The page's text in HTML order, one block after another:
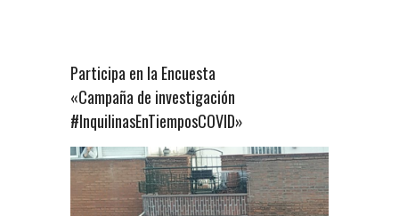
Participa en la Encuesta
«Campaña de investigación
#InquilinasEnTiemposCOVID»